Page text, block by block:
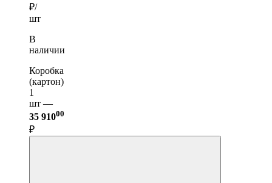
₽/
шт
В
наличии
Коробка
(картон)
1
шт —
35 91000
₽